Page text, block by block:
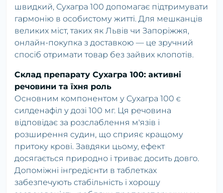
швидкий, Сухагра 100 допомагає підтримувати
гармонію в особистому житті. Для мешканців
великих міст, таких як Львів чи Запоріжжя,
онлайн-покупка з доставкою — це зручний
спосіб отримати товар без зайвих клопотів.
Склад препарату Сухагра 100: активні
речовини та їхня роль
Основним компонентом у Сухагра 100 є
силденафіл у дозі 100 мг. Ця речовина
відповідає за розслаблення м'язів і
розширення судин, що сприяє кращому
притоку крові. Завдяки цьому, ефект
досягається природно і триває досить довго.
Допоміжні інгредієнти в таблетках
забезпечують стабільність і хорошу